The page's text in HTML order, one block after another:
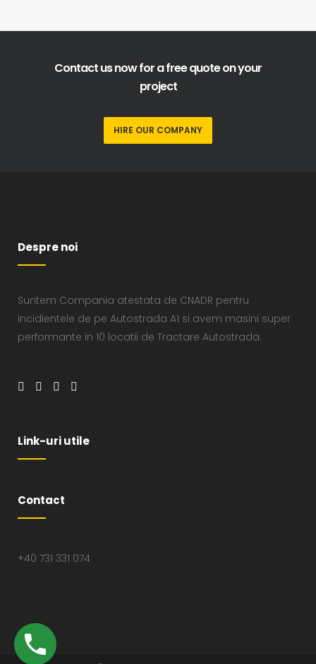
Contact us now for a free quote on your
project
HIRE OUR COMPANY
Despre noi
Suntem Compania atestata de CNADR pentru
incidientele de pe Autostrada A1 si avem masini super
performante in 10 locatii de Tractare Autostrada.
Link-uri utile
Contact
+40 731 331 074